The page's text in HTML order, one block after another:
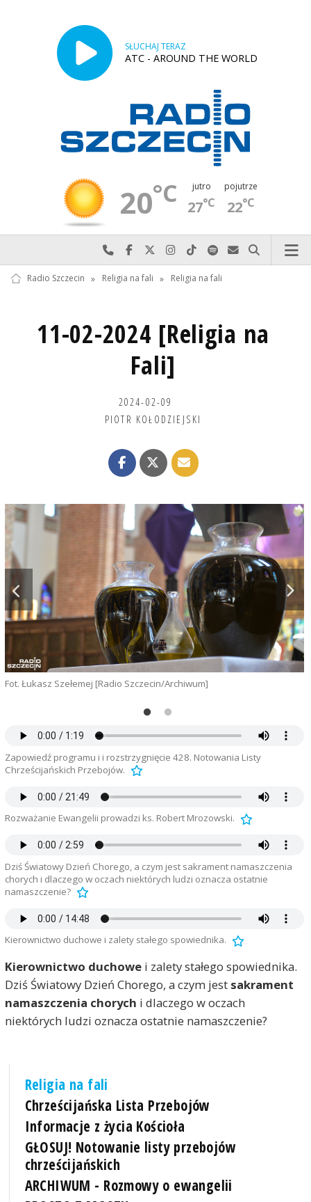
SŁUCHAJ TERAZ
ATC - AROUND THE WORLD
20°C jutro
27°C
pojutrze
22°C
Najlepiej po prostu do nas zadzwoń
Odwiedź nas na Facebook-u
Odwiedź nas na X
Odwiedź nas na Instagram-ie
Odwiedź nas na TikTok-u
Szukaj nas na Spotify
Wyślij do nas
Szukaj
Radio Szczecin » Religia na fali » Religia na fali
11-02-2024 [Religia na
Fali]
2024-02-09
PIOTR KOŁODZIEJSKI
Fot. Łukasz Szełemej [Radio Szczecin/Archiwum]
Zapowiedź programu i i rozstrzygnięcie 428. Notowania Listy
Chrześcijańskich Przebojów.
Rozważanie Ewangelii prowadzi ks. Robert Mrozowski.
Dziś Światowy Dzień Chorego, a czym jest sakrament namaszczenia
chorych i dlaczego w oczach niektórych ludzi oznacza ostatnie
namaszczenie?
Kierownictwo duchowe i zalety stałego spowiednika.
Kierownictwo duchowei zalety stałego spowiednika.
Dziś Światowy Dzień Chorego, a czym jest sakrament
namaszczenia chorych i dlaczego w oczach
niektórych ludzi oznacza ostatnie namaszczenie?
Religia na fali
Chrześcijańska Lista Przebojów
Informacje z życia Kościoła
GŁOSUJ! Notowanie listy przebojów
chrześcijańskich
ARCHIWUM - Rozmowy o ewangelii